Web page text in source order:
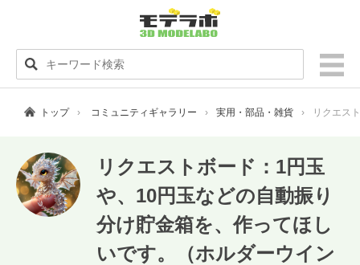
トップ コミュニティギャラリー 実用・部品・雑貨 リクエス
リクエストボード：1円玉
や、10円玉などの自動振り
分け貯金箱を、作ってほし
いです。（ホルダーウイン